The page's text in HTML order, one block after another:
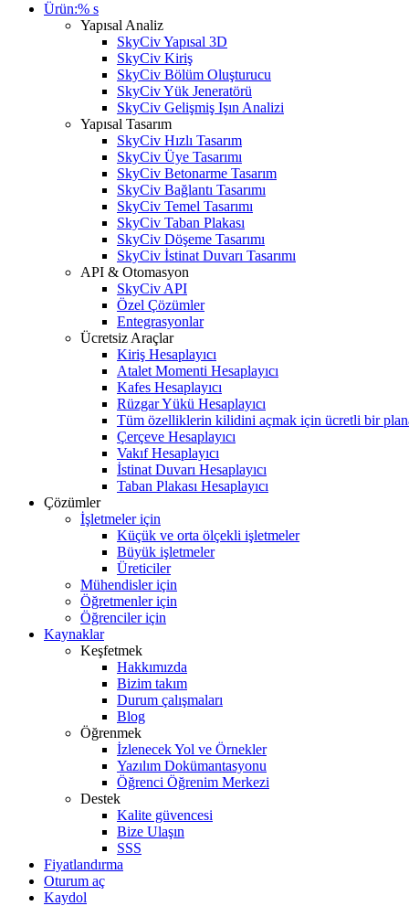
Ürün:% s
Yapısal Analiz
SkyCiv Yapısal 3D
SkyCiv Kiriş
SkyCiv Bölüm Oluşturucu
SkyCiv Yük Jeneratörü
SkyCiv Gelişmiş Işın Analizi
Yapısal Tasarım
SkyCiv Hızlı Tasarım
SkyCiv Üye Tasarımı
SkyCiv Betonarme Tasarım
SkyCiv Bağlantı Tasarımı
SkyCiv Temel Tasarımı
SkyCiv Taban Plakası
SkyCiv Döşeme Tasarımı
SkyCiv İstinat Duvarı Tasarımı
API & Otomasyon
SkyCiv API
Özel Çözümler
Entegrasyonlar
Ücretsiz Araçlar
Kiriş Hesaplayıcı
Atalet Momenti Hesaplayıcı
Kafes Hesaplayıcı
Rüzgar Yükü Hesaplayıcı
Tüm özelliklerin kilidini açmak için ücretli bir
Çerçeve Hesaplayıcı
Vakıf Hesaplayıcı
İstinat Duvarı Hesaplayıcı
Taban Plakası Hesaplayıcı
Çözümler
İşletmeler için
Küçük ve orta ölçekli işletmeler
Büyük işletmeler
Üreticiler
Mühendisler için
Öğretmenler için
Öğrenciler için
Kaynaklar
Keşfetmek
Hakkımızda
Bizim takım
Durum çalışmaları
Blog
Öğrenmek
İzlenecek Yol ve Örnekler
Yazılım Dokümantasyonu
Öğrenci Öğrenim Merkezi
Destek
Kalite güvencesi
Bize Ulaşın
SSS
Fiyatlandırma
Oturum aç
Kaydol